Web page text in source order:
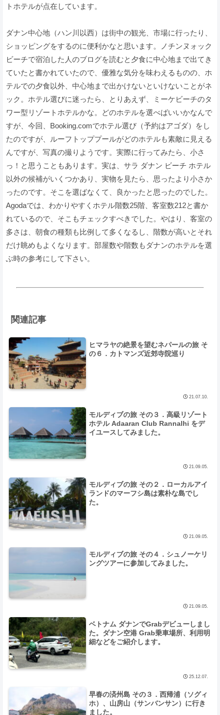
トホテルが点在しています。
ダナン中心地（ハン川以西）は街中の観光、市場に行ったり、
ショッピングをするのに便利かなと思います。ノチンヌォック
ビーチで宿泊した人のブログを読むと夕食に中心地まで出てき
ていたと書かれていたので、優雅な気分を味わえるものの、ホ
テルでの夕食以外、中心地まで出かけないといけないことがネ
ック。ホテル選びに迷ったら、とりあえず、ミーケビーチのタ
ワー型リゾートホテルかな。どのホテルを選べばいいかなんで
すが、今回、Booking.comでホテル選び（予約はアゴダ）をし
たのですが、ルーフトッププールがどのホテルも素敵に見える
んですが、写真の撮りようです。実際に行ってみたら、小さ
っ！と思うこともあります。実は、サラ ダナン ビーチ ホテル
以外の候補がいくつかあり、実物を見たら、思ったより小さか
ったのです。そこを選ばなくて、良かったと思ったのでした。
Agodaでは、わかりやすくホテル階数25階、客室数212と書か
れているので、そこもチェックすべきでした。やはり、客室の
多さは、朝食の種類も比例して多くなるし、階数が高いとそれ
だけ眺めもよくなります。部屋数や階数もダナンのホテルを選
ぶ時の参考にして下さい。
関連記事
ヒマラヤの絶景を望むネパールの旅 そ
の６．カトマンズ近郊寺院巡り
21.07.10.
モルディブの旅 その３．高級リゾート
ホテル Adaaran Club Rannalhi をデ
イユースしてみました。
21.09.05.
モルディブの旅 その２．ローカルアイ
ランドのマーフシ島は素朴な島でし
た。
21.09.05.
モルディブの旅 その４．シュノーケリ
ングツアーに参加してみました。
21.09.05.
ベトナム ダナンでGrabデビューしまし
た。ダナン空港 Grab乗車場所、利用明
細などをご紹介します。
25.12.07.
早春の済州島 その３．西帰浦（ソグィ
ホ）、山房山（サンバンサン）に行き
ました。